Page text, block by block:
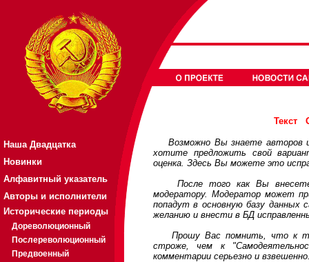
Наша Двадцатка
Новинки
Алфавитный указатель
Авторы и исполнители
Исторические периоды
Дореволюционный
Послереволюционный
Предвоенный
Текст
Возможно Вы знаете авторов
хотите предложить свой
оценка. Здесь Вы можете это
После того как Вы внесете
модератору. Модератор может
попадут в основную базу
желанию и внести в БД
Прошу Вас помнить, что к
строже, чем к
комментарии серьезно и